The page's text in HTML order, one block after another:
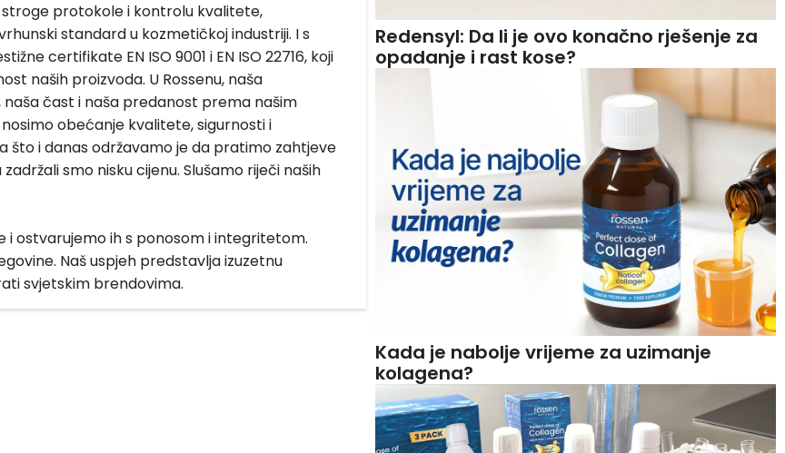
stroge protokole i kontrolu kvalitete,
standard u kozmetičkoj industriji. I s
certifikate EN ISO 9001 i EN ISO 22716, koji
naših proizvoda. U Rossenu, naša
čast i naša predanost prema našim
obećanje kvalitete, sigurnosti i
što i danas održavamo je da pratimo zahtjeve
smo nisku cijenu. Slušamo riječi naših
i ostvarujemo ih s ponosom i integritetom.
Naš uspjeh predstavlja izuzetnu
svjetskim brendovima.
Redensyl: Da li je ovo konačno rješenje za
opadanje i rast kose?
Kada je nabolje vrijeme za uzimanje
kolagena?